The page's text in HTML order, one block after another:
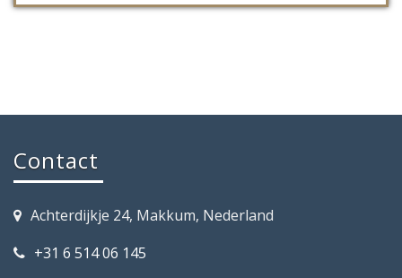
Contact
Achterdijkje 24, Makkum, Nederland
+31 6 514 06 145